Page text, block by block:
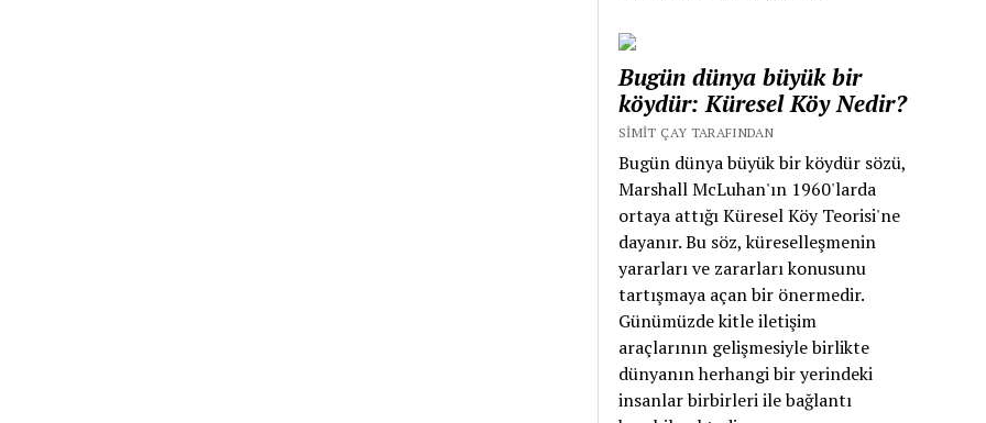
Keskin, Ümit (2014).
“Nedim: Lâle
Devrinin Büyük Şairi,
Şarkı Türünün
Üstadı”, Simit Çay
Akademik, Balıkesir.
Nedim’in Hayatı
Nedim’in doğum
tarihi tam olarak
bilinememektedir.
Bazı kaynaklarda
doğum tarihi 1680,
bazı kaynaklarda ise
Bugün dünya büyük bir
köydür: Küresel Köy Nedir?
SIMIT ÇAY TARAFINDAN
Bugün dünya büyük bir köydür sözü,
Marshall McLuhan'ın 1960'larda
ortaya attığı Küresel Köy Teorisi'ne
dayanır. Bu söz, küreselleşmenin
yararları ve zararları konusunu
tartışmaya açan bir önermedir.
Günümüzde kitle iletişim
araçlarının gelişmesiyle birlikte
dünyanın herhangi bir yerindeki
insanlar birbirleri ile bağlantı